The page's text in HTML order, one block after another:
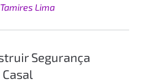
Tamires Lima
Segurança